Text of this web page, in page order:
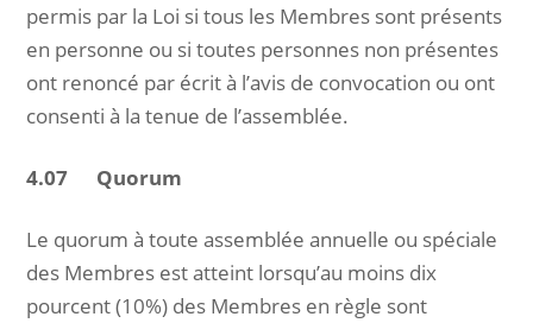
permis par la Loi si tous les Membres sont présents
en personne ou si toutes personnes non présentes
ont renoncé par écrit à l’avis de convocation ou ont
consenti à la tenue de l’assemblée.
4.07 Quorum
Le quorum à toute assemblée annuelle ou spéciale
des Membres est atteint lorsqu’au moins dix
pourcent (10%) des Membres en règle sont